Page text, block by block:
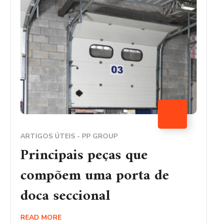
ARTIGOS ÚTEIS - PP GROUP
Principais peças que
compõem uma porta de
doca seccional
READ MORE